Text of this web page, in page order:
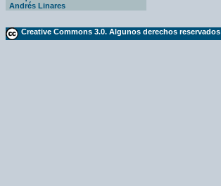
Andrés Linares
Creative Commons 3.0. Algunos derechos reservados